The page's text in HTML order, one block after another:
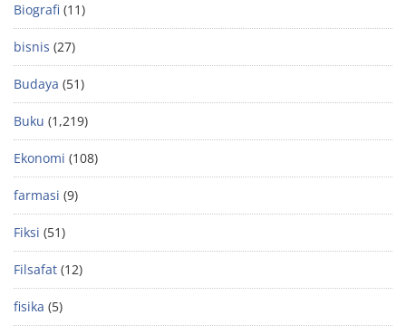
Biografi (11)
bisnis (27)
Budaya (51)
Buku (1,219)
Ekonomi (108)
farmasi (9)
Fiksi (51)
Filsafat (12)
fisika (5)